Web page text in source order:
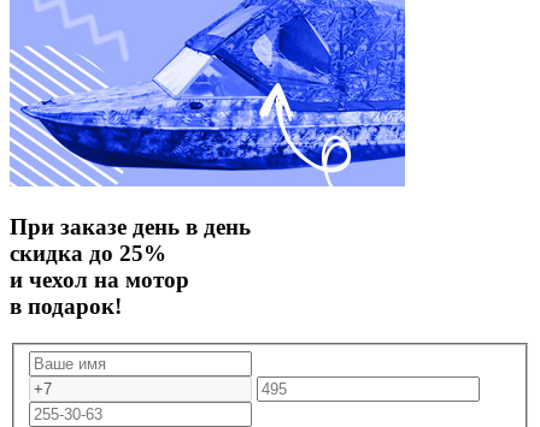
При заказе день в день
скидка до 25%
и чехол на мотор
в подарок!